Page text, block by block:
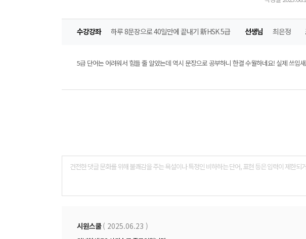
수강강좌 하루 8문장으로 40일만에 끝내기 新HSK 5급 선생님 최은정
5급 단어는 어려워서 힘들 줄 알았는데 역시 문장으로 공부하니 한결 수월하네요! 실제 쓰임
시원스쿨( 2025.06.23 )